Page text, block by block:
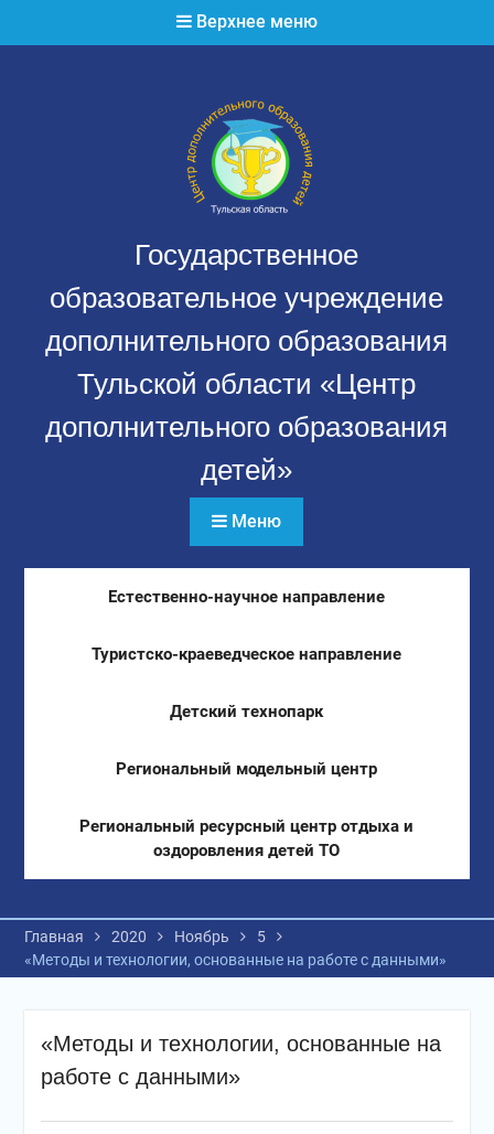
Верхнее меню
Государственное
образовательное учреждение
дополнительного образования
Тульской области «Центр
дополнительного образования
детей»
Меню
Естественно-научное направление
Туристско-краеведческое направление
Детский технопарк
Региональный модельный центр
Региональный ресурсный центр отдыха и
оздоровления детей ТО
Главная 2020 Ноябрь
5
«Методы и технологии, основанные на работе с данными»
«Методы и технологии, основанные на
работе с данными»